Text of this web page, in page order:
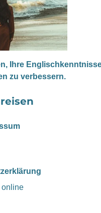
Ihre
zu verbessern.
online